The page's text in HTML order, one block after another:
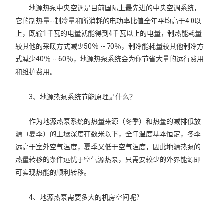
地源热泵中央空调是目前国际上最先进的中央空调系统，
它的制热量--制冷量和所消耗的电功率比值全年平均高于4.0以
上，既输1千瓦的电量就能得到4千瓦以上的电量，制热能耗量
较其他的采暖方式减少50％ -- 70％，制冷能耗量较其他制冷方
式减少40％ -- 60％，地源热泵系统会为你节省大量的运行费用
和维护费用。
3、地源热泵系统节能原理是什么？
作为地源热泵系统的热量来源（冬季）和热量的减排低放
源（夏季）的土壤深度在数米以下，全年温度基本恒定，冬季
远高于室外空气温度，夏季又低于空气温度，因此地源热泵的
热量转移的条件远忧于空气源热泵，只需要较少的外界能源即
可实现热能的顺利转移。
4、地源热泵需要多大的机房空间呢？